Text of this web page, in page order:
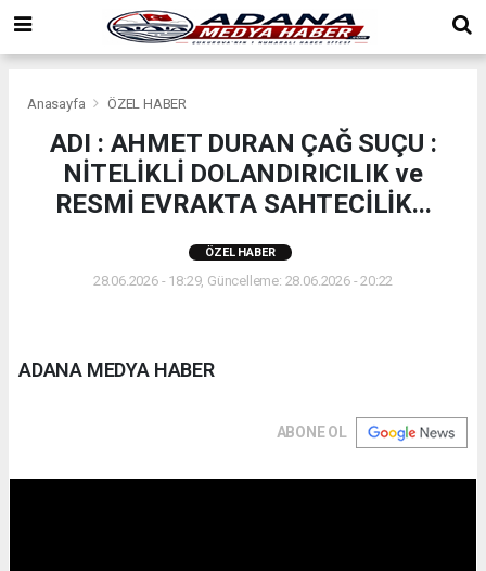
Anasayfa ÖZEL HABER
ADI : AHMET DURAN ÇAĞ SUÇU :
NİTELİKLİ DOLANDIRICILIK ve
RESMİ EVRAKTA SAHTECİLİK...
ÖZEL HABER
28.06.2026 - 18:29, Güncelleme: 28.06.2026 - 20:22
ADANA MEDYA HABER
ABONE OL